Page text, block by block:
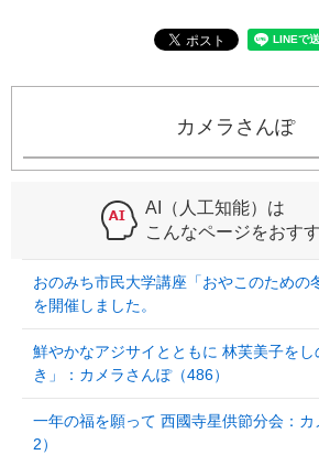
カメラさんぽ
AI（人工知能）は
こんなページをおす
おのみち市民大学講座「おやこのための
を開催しました。
鮮やかなアジサイとともに 林芙美子を
き」：カメラさんぽ（486）
一年の福を願って 西國寺星供節分会：
2）